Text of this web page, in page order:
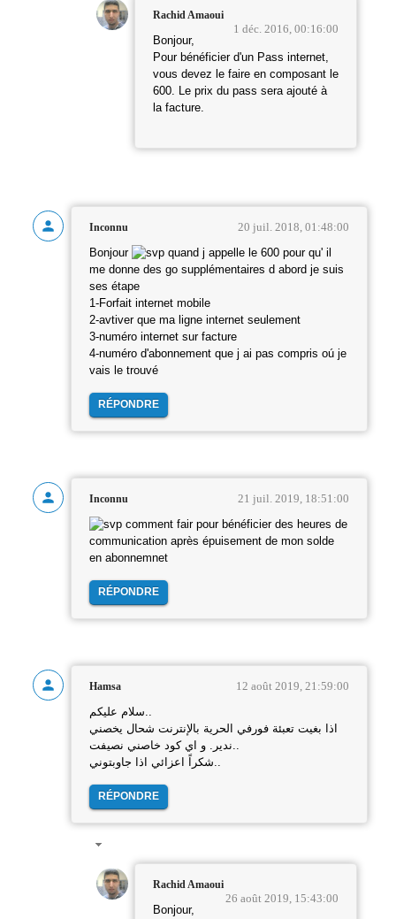
Rachid Amaoui
1 déc. 2016, 00:16:00
Bonjour,
Pour bénéficier d'un Pass internet,
vous devez le faire en composant le
600. Le prix du pass sera ajouté à
la facture.
Inconnu 20 juil. 2018, 01:48:00
Bonjour
quand j appelle le 600 pour qu' il
me donne des go supplémentaires d abord je suis
ses étape
1-Forfait internet mobile
2-avtiver que ma ligne internet seulement
3-numéro internet sur facture
4-numéro d'abonnement que j ai pas compris oú je
vais le trouvé
RÉPONDRE
Inconnu 21 juil. 2019, 18:51:00
comment fair pour bénéficier des heures de
communication après épuisement de mon solde
en abonnemnet
RÉPONDRE
Hamsa 12 août 2019, 21:59:00
اذا بغيت تعبئة فورفي الحرية بالإنترنت شحال يخصني
RÉPONDRE
Rachid Amaoui
26 août 2019, 15:43:00
Bonjour,